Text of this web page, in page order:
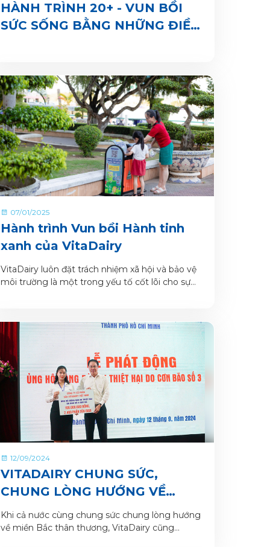
HÀNH TRÌNH 20+ - VUN BỒI
SỨC SỐNG BẰNG NHỮNG ĐIỀU
07/01/2025
Hành trình Vun bồi Hành tinh
xanh của VitaDairy
VitaDairy luôn đặt trách nhiệm xã hội và bảo vệ
môi trường là một trong yếu tố cốt lõi cho sự
ngành cùng hàng triệu khách hàng trên khắp
cả nước, nỗ lực phát triển bền vững của
VitaDairy đã thể hiện qua các hoạt động thiết
thực, đặc biệt trong chiến dịch "Chung tay Vun
bồi Hành tinh xanh".
12/09/2024
VITADAIRY CHUNG SỨC,
CHUNG LÒNG HƯỚNG VỀ
MIỀN BẮC KHẮC PHỤC BÃO LŨ
Khi cả nước cùng chung sức chung lòng hướng
về miền Bắc thân thương, VitaDairy cũng